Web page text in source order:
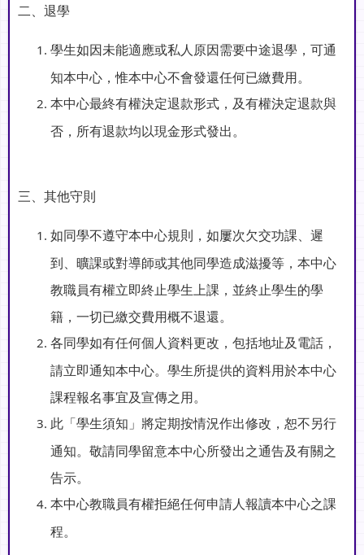
二、退學
學生如因未能適應或私人原因需要中途退學，可通
知本中心，惟本中心不會發還任何已繳費用。
本中心最終有權決定退款形式，及有權決定退款與
否，所有退款均以現金形式發出。
三、其他守則
如同學不遵守本中心規則，如屢次欠交功課、遲
到、曠課或對導師或其他同學造成滋擾等，本中心
教職員有權立即終止學生上課，並終止學生的學
籍，一切已繳交費用概不退還。
各同學如有任何個人資料更改，包括地址及電話，
請立即通知本中心。學生所提供的資料用於本中心
課程報名事宜及宣傳之用。
此「學生須知」將定期按情況作出修改，恕不另行
通知。敬請同學留意本中心所發出之通告及有關之
告示。
本中心教職員有權拒絕任何申請人報讀本中心之課
程。